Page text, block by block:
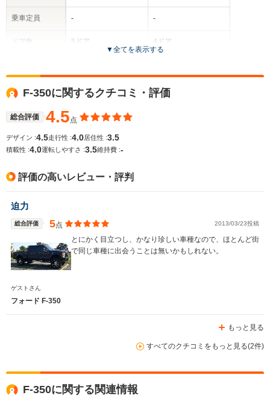
乗車定員
ドア数
サイズ
WLTCモード
-
5ドア
全高
-m
-m
-
4ドア
全高
▼全てを表示する
F-350に関するクチコミ・評価
総合評価 4.5点
デザイン :4.5走行性 :4.0居住性 :3.5
積載性 :4.0運転しやすさ :3.5維持費 :-
評価の高いレビュー・評判
迫力
総合評価 5点 2013/03/23投稿
とにかく目立つし、かなり珍しい車種なので、ほとんど街
で同じ車種に出会うことは無いかもしれない。
ゲストさん
フォード F-350
もっと見る
すべてのクチコミをもっと見る(2件)
F-350に関する関連情報